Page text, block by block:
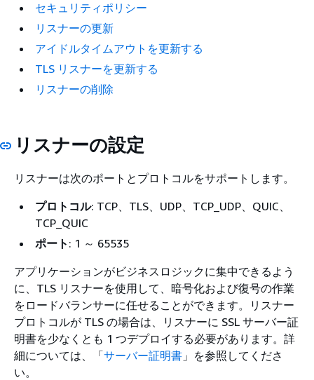
セキュリティポリシー
リスナーの更新
アイドルタイムアウトを更新する
TLS リスナーを更新する
リスナーの削除
リスナーの設定
リスナーは次のポートとプロトコルをサポートします。
プロトコル: TCP、TLS、UDP、TCP_UDP、QUIC、
TCP_QUIC
ポート : 1 ～ 65535
アプリケーションがビジネスロジックに集中できるよう
に、TLS リスナーを使用して、暗号化および復号の作業
をロードバランサーに任せることができます。リスナー
プロトコルが TLS の場合は、リスナーに SSL サーバー証
明書を少なくとも 1 つデプロイする必要があります。詳
細については、「サーバー証明書 」を参照してくださ
い。